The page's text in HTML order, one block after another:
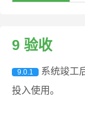
9 验收
9.0.1
系统竣工
投入使用。